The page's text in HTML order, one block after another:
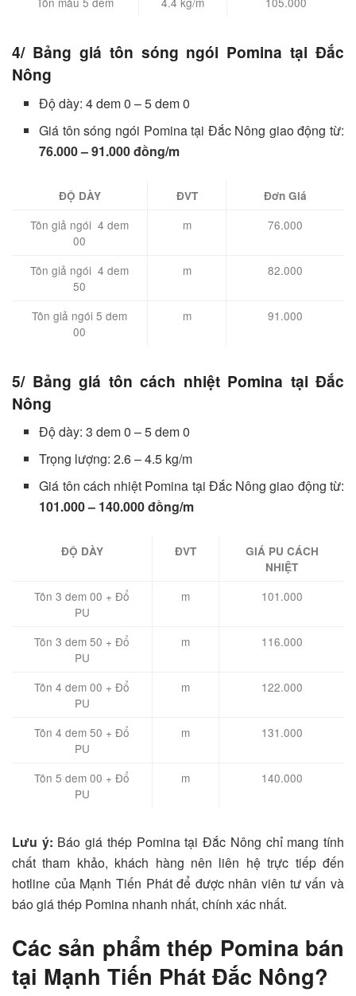
4/ Bảng giá tôn sóng ngói Pomina tại Đắc
Nông
Độ dày: 4 dem 0 – 5 dem 0
Giá tôn sóng ngói Pomina tại Đắc Nông giao động từ:
76.000 – 91.000 đồng/m
ĐỘ DÀY ĐVT Đơn Giá
Tôn giả ngói 4 dem
00
m 76.000
Tôn giả ngói 4 dem
50
m 82.000
Tôn giả ngói 5 dem
00
m 91.000
5/ Bảng giá tôn cách nhiệt Pomina tại Đắc
Nông
Độ dày: 3 dem 0 – 5 dem 0
Trọng lượng: 2.6 – 4.5 kg/m
Giá tôn cách nhiệt Pomina tại Đắc Nông giao động từ:
101.000 – 140.000 đồng/m
ĐỘ DÀY ĐVT
GIÁ PU CÁCH
NHIỆT
Tôn 3 dem 00 + Đổ
PU
m 101.000
Tôn 3 dem 50 + Đổ
PU
m 116.000
Tôn 4 dem 00 + Đổ
PU
m 122.000
Tôn 4 dem 50 + Đổ
PU
m 131.000
Tôn 5 dem 00 + Đổ
PU
m 140.000
Lưu ý: Báo giá thép Pomina tại Đắc Nông chỉ mang tính
chất tham khảo, khách hàng nên liên hệ trực tiếp đến
hotline của Mạnh Tiến Phát để được nhân viên tư vấn và
báo giá thép Pomina nhanh nhất, chính xác nhất.
Các sản phẩm thép Pomina bán
tại Mạnh Tiến Phát Đắc Nông?